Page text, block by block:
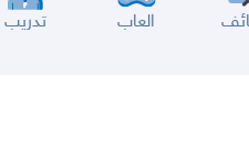
العاب تدريب